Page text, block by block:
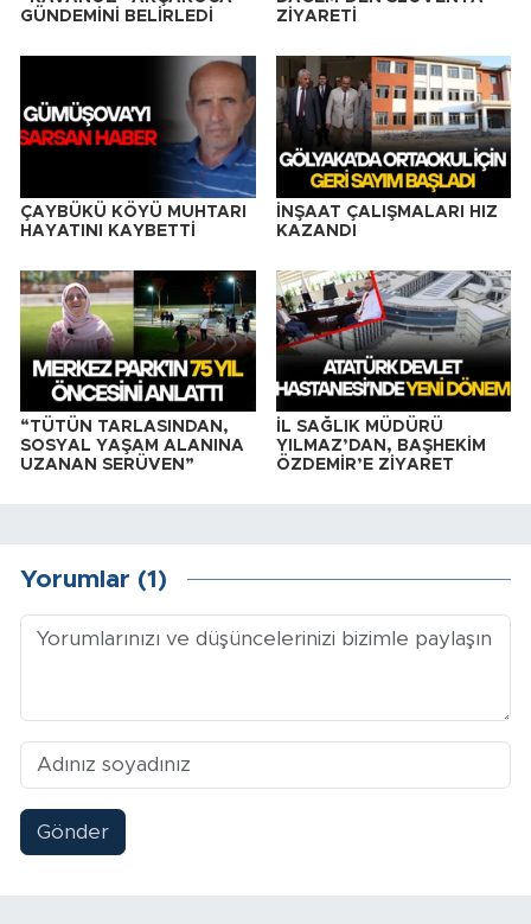
GÜNDEMİNİ BELİRLEDİ
ZİYARETİ
ÇAYBÜKÜ KÖYÜ MUHTARI
HAYATINI KAYBETTİ
İNŞAAT ÇALIŞMALARI HIZ
KAZANDI
“TÜTÜN TARLASINDAN,
SOSYAL YAŞAM ALANINA
UZANAN SERÜVEN”
İL SAĞLIK MÜDÜRÜ
YILMAZ’DAN, BAŞHEKİM
ÖZDEMİR’E ZİYARET
Yorumlar (1)
Gönder